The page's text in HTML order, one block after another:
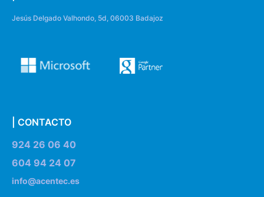
Jesús Delgado Valhondo, 5d, 06003 Badajoz
| CONTACTO
924 26 06 40
604 94 24 07
info@acentec.es